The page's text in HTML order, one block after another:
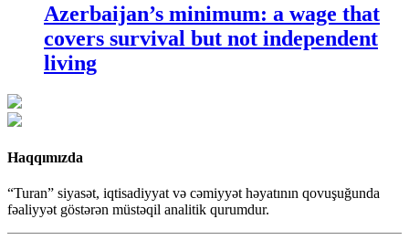
Azerbaijan’s minimum: a wage that
covers survival but not independent
living
Haqqımızda
“Turan” siyasət, iqtisadiyyat və cəmiyyət həyatının qovuşuğunda
fəaliyyət göstərən müstəqil analitik qurumdur.